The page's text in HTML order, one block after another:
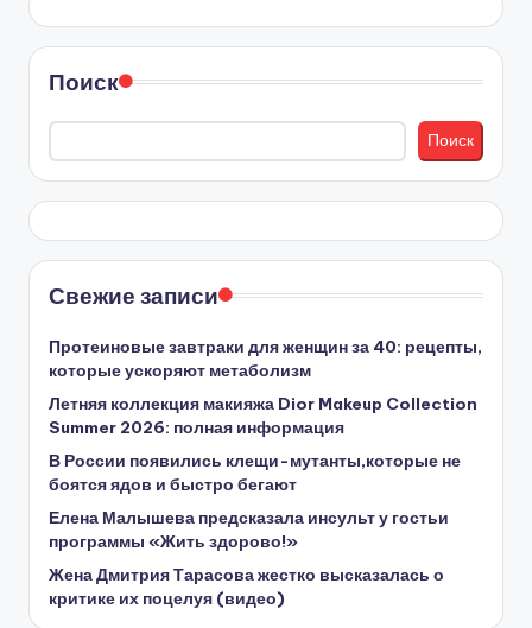
Поиск
Поиск
Свежие записи
Протеиновые завтраки для женщин за 40: рецепты,
которые ускоряют метаболизм
Летняя коллекция макияжа Dior Makeup Collection
Summer 2026: полная информация
В России появились клещи-мутанты,которые не
боятся ядов и быстро бегают
Елена Малышева предсказала инсульт у гостьи
программы «Жить здорово!»
Жена Дмитрия Тарасова жестко высказалась о
критике их поцелуя (видео)